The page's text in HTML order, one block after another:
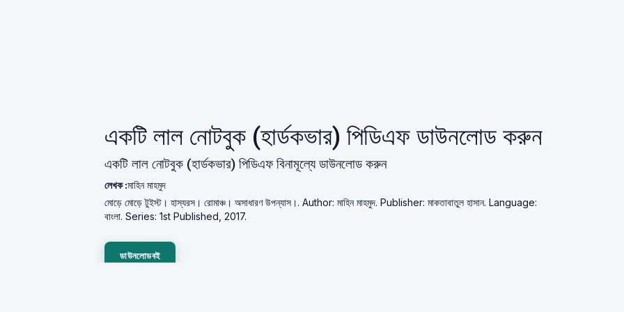
একটি লাল নোটবুক (হার্ডকভার) পিডিএফ ডাউনলোড করুন
একটি লাল নোটবুক (হার্ডকভার) পিডিএফ বিনামূল্যে ডাউনলোড করুন
লেখক :মাহিন মাহমুদ
মোড়ে মোড়ে টুইস্ট। হাস্যরস। রোমাঞ্চ। অসাধারণ উপন্যাস।. Author: মাহিন মাহমুদ. Publisher: মাকতাবাতুল হাসান. Language:
বাংলা. Series: 1st Published, 2017.
ডাউনলোডবই